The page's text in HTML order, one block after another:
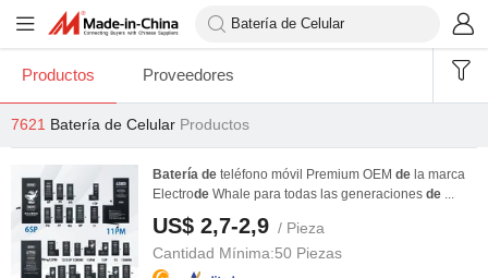
Productos Proveedores
7621 Batería de Celular Productos
Batería de teléfono móvil Premium OEM de la marca
Electrode Whale para todas las generaciones de ...
US$ 2,7-2,9 / Pieza
Cantidad Mínima:50 Piezas